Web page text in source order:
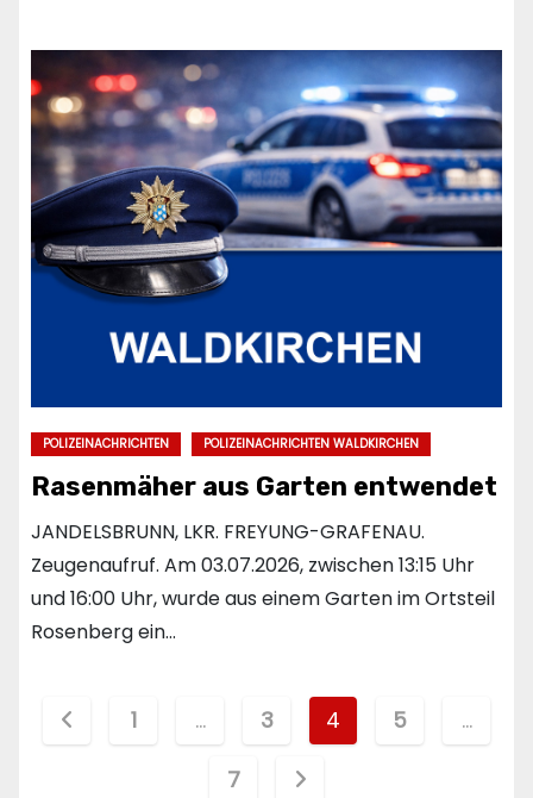
POLIZEINACHRICHTEN POLIZEINACHRICHTEN WALDKIRCHEN
Rasenmäher aus Garten entwendet
JANDELSBRUNN, LKR. FREYUNG-GRAFENAU.
Zeugenaufruf. Am 03.07.2026, zwischen 13:15 Uhr
und 16:00 Uhr, wurde aus einem Garten im Ortsteil
Rosenberg ein…
Seitennummerierung
1 … 3 4 5
…
7